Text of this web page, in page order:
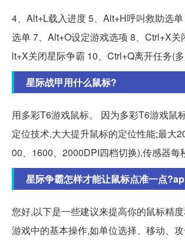
4、Alt+L载入进度 5、Alt+H呼叫救助选
选单 7、Alt+O设定游戏选项 8、Ctrl+X关
lt+X关闭星际争霸 10、Ctrl+Q离开任务(多
星际战甲用什么鼠标?
用多彩T6游戏鼠标。 因为多彩T6游戏鼠
定位技术,大大提升鼠标的定位性能;最大
00、1600、2000DPI四档切换),传感器每
星际争霸怎样才能让鼠标点准一点
您好,以下是一些建议来提高你的鼠标精
游戏中的基本操作,如单位选择、移动、